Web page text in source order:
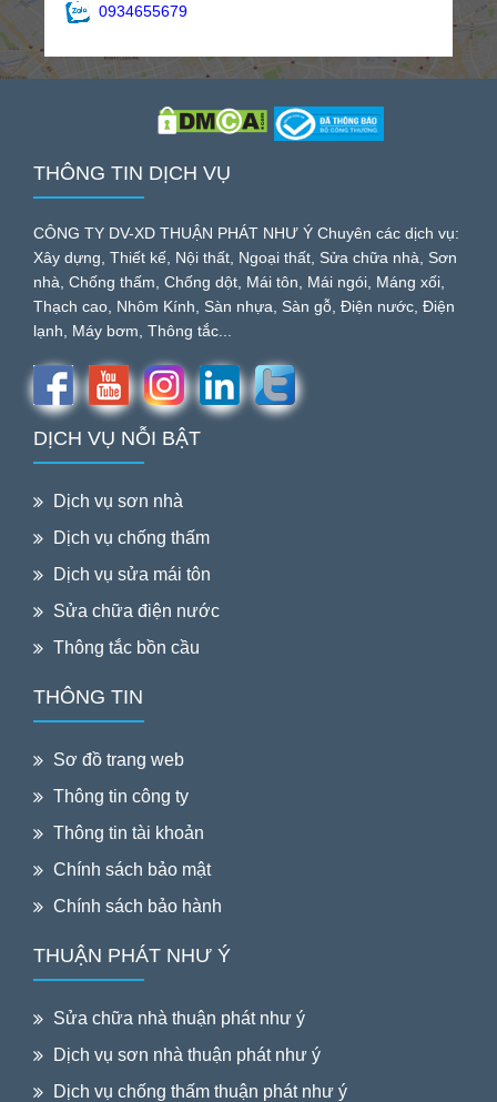
0934655679
THÔNG TIN DỊCH VỤ
CÔNG TY DV-XD THUẬN PHÁT NHƯ Ý Chuyên các dịch vụ:
Xây dựng, Thiết kế, Nội thất, Ngoại thất, Sửa chữa nhà, Sơn
nhà, Chống thấm, Chống dột, Mái tôn, Mái ngói, Máng xối,
Thạch cao, Nhôm Kính, Sàn nhựa, Sàn gỗ, Điện nước, Điện
lạnh, Máy bơm, Thông tắc...
DỊCH VỤ NỖI BẬT
Dịch vụ sơn nhà
Dịch vụ chống thấm
Dịch vụ sửa mái tôn
Sửa chữa điện nước
Thông tắc bồn cầu
THÔNG TIN
Sơ đồ trang web
Thông tin công ty
Thông tin tài khoản
Chính sách bảo mật
Chính sách bảo hành
THUẬN PHÁT NHƯ Ý
Sửa chữa nhà thuận phát như ý
Dịch vụ sơn nhà thuận phát như ý
Dịch vụ chống thấm thuận phát như ý